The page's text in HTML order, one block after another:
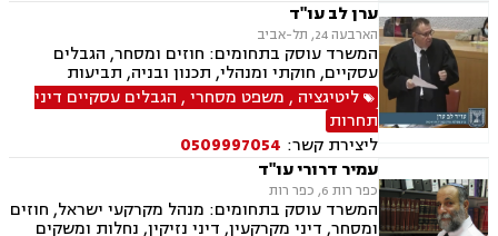
ערן לב עו"ד
הארבעה 24, תל-אביב
המשרד עוסק בתחומים: חוזים ומסחר, הגבלים
עסקיים, חוקתי ומנהלי, תכנון ובניה, תביעות
יצוגיות, דיני תקשורת ואינטרנט, לשון הרע.
ליטיגציה , משפט מסחרי, הגבלים עסקיים דיני
תחרות
ליצירת קשר: 0509997054
עמיר דרורי עו"ד
כפר רות 6, כפר רות
המשרד עוסק בתחומים: מנהל מקרקעי ישראל, חוזים
ומסחר, דיני מקרקעין, דיני נזיקין, נחלות ומשקים